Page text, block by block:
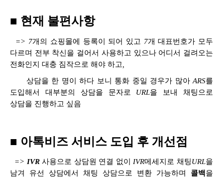
■ 현재 불편사항
=> 7개의 쇼핑몰에 등록이 되어 있고 7개 대표번호가 모두
다르며 전부 착신을 걸어서 사용하고 있으나 어디서 걸려오는
전화인지 대충 짐작으로 해야 하고
상담을 한 명이 하다 보니 통화 중일 경우가 많아ARS를
도입해서 대부분의 상담을 문자로 URL을 보내 채팅으로
상담을 진행하고 싶음
■ 아톡비즈 서비스 도입 후 개선점
=> IVR 사용으로 상담원 연결 없이 IVR메세지로 채팅URL을
남겨 유선 상담에서 채팅 상담으로 변환 가능하며 콜백을